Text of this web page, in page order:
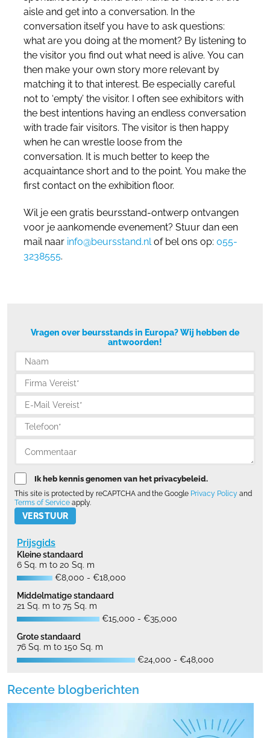
aisle and get into a conversation. In the
conversation itself you have to ask questions:
what are you doing at the moment? By listening to
the visitor you find out what need is alive. You can
then make your own story more relevant by
matching it to that interest. Be especially careful
not to ‘empty’ the visitor. I often see exhibitors with
the best intentions having an endless conversation
with trade fair visitors. The visitor is then happy
when he can wrestle loose from the
conversation. It is much better to keep the
acquaintance short and to the point. You make the
first contact on the exhibition floor.
Wil je een gratis beursstand-ontwerp ontvangen
voor je aankomende evenement? Stuur dan een
mail naar info@beursstand.nl of bel ons op: 055-
3238555.
Vragen over beursstands in Europa? Wij hebben de
antwoorden!
Ik heb kennis genomen van het privacybeleid.
This site is protected by reCAPTCHA and the Google Privacy Policy and
Terms of Service apply.
Please leave this field empty.
Prijsgids
Kleine standaard
6 Sq. m to 20 Sq. m
€8,000 - €18,000
Middelmatige standaard
21 Sq. m to 75 Sq. m
€15,000 - €35,000
Grote standaard
76 Sq. m to 150 Sq. m
€24,000 - €48,000
Recente blogberichten